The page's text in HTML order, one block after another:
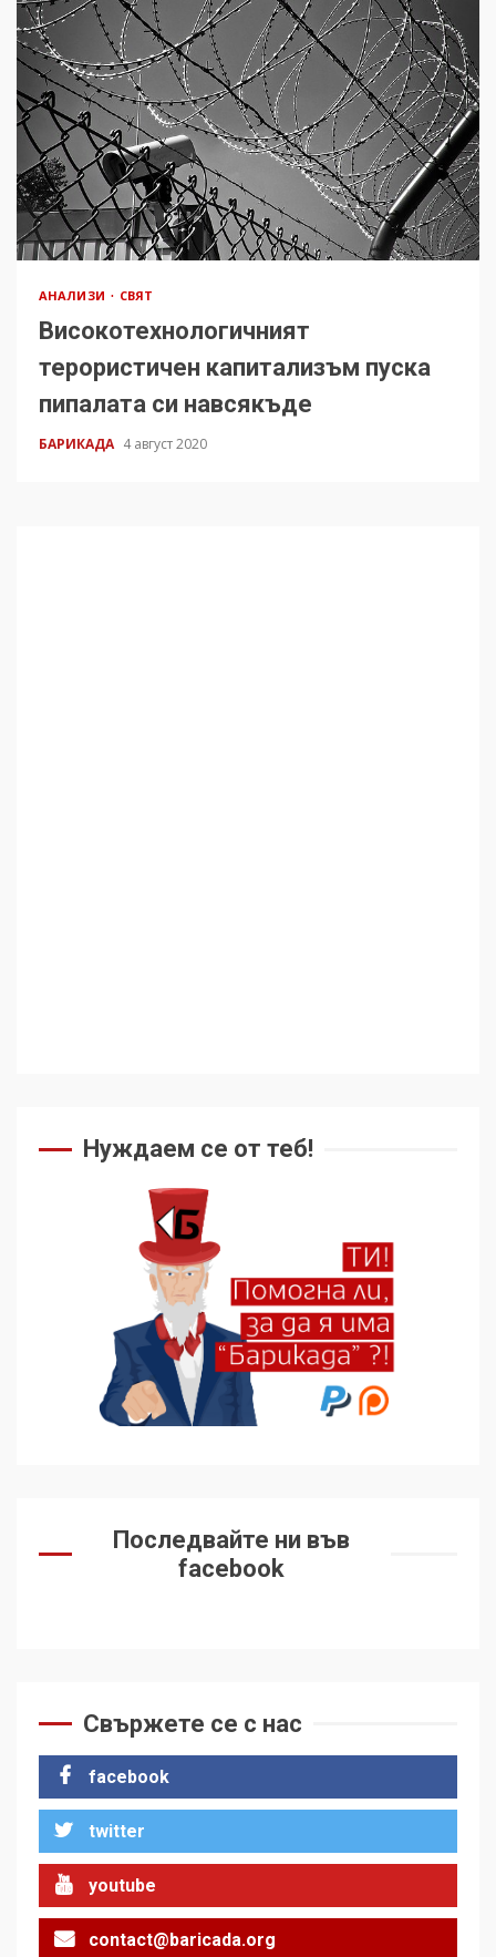
АНАЛИЗИ СВЯТ
Високотехнологичният
терористичен капитализъм пуска
пипалата си навсякъде
БАРИКАДА 4 август 2020
Нуждаем се от теб!
Последвайте ни във
facebook
Свържете се с нас
facebook
twitter
youtube
contact@baricada.org